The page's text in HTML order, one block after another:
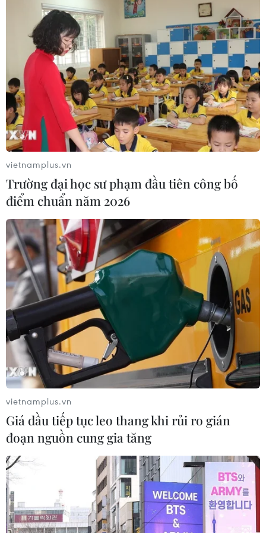
Khám phá những món đặc sản ngày Tết
của các vùng miền
05/02/2021 09:00
Do sự giao thoa về văn hóa, mâm cỗ Tết mỗi vùng miền
đều có thêm sự góp mặt của món ăn miền khác, tùy
theo sở thích của gia đình, vì vậy, món ăn ngày Tết ngày
càng trở nên phong phú, hấp dẫn hơn.
vietnamplus.vn
Trường đại học sư phạm đầu tiên công bố
điểm chuẩn năm 2026
vietnamplus.vn
Giá dầu tiếp tục leo thang khi rủi ro gián
đoạn nguồn cung gia tăng